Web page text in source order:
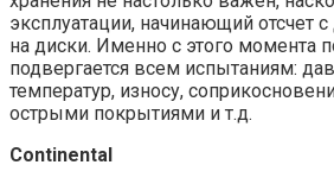
эксплуатации, начинающий отсчет
на диски. Именно с этого момента
подвергается всем испытаниям:
температур, износу,
острыми покрытиями и т.д.
Continental